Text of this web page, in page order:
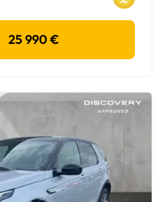
25 990 €